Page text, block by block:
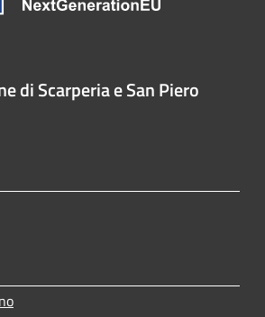
di Scarperia e San Piero